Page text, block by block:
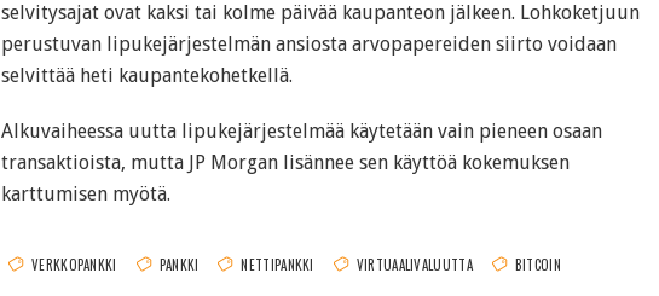
selvitysajat ovat kaksi tai kolme päivää kaupanteon jälkeen. Lohkoketjuun
perustuvan lipukejärjestelmän ansiosta arvopapereiden siirto voidaan
selvittää heti kaupantekohetkellä.
Alkuvaiheessa uutta lipukejärjestelmää käytetään vain pieneen osaan
transaktioista, mutta JP Morgan lisännee sen käyttöä kokemuksen
karttumisen myötä.
VERKKOPANKKI PANKKI NETTIPANKKI VIRTUAALIVALUUTTA BITCOIN